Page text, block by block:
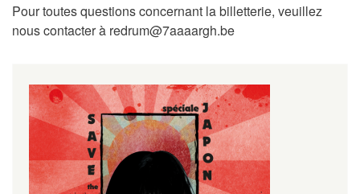
Pour toutes questions concernant la billetterie, veuillez
nous contacter à redrum@7aaaargh.be